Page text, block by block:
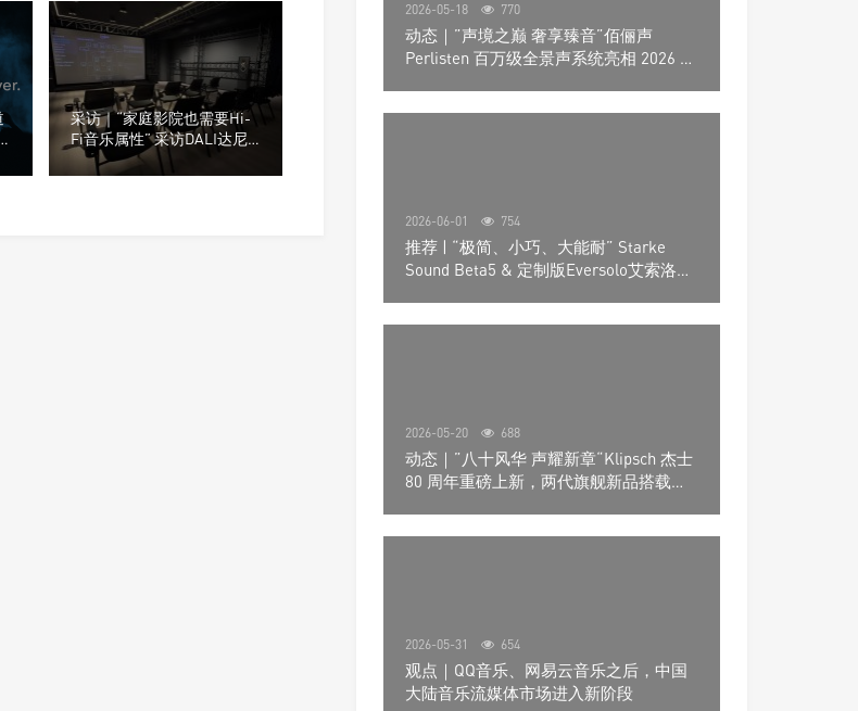
采访｜“家庭影院也需要Hi-
Fi音乐属性” 采访DALI达尼
中国宁波总部体验中心！
2026-05-18 770
动态｜”声境之巅 奢享臻音”佰俪声
Perlisten 百万级全景声系统亮相 2026 北
2026-06-01 754
推荐 | “极简、小巧、大能耐” Starke
Sound Beta5 & 定制版Eversolo艾索洛
2026-05-20 688
动态｜”八十风华 声耀新章“Klipsch 杰士
80 周年重磅上新，两代旗舰新品搭载硬
2026-05-31 654
观点｜QQ音乐、网易云音乐之后，中国
大陆音乐流媒体市场进入新阶段